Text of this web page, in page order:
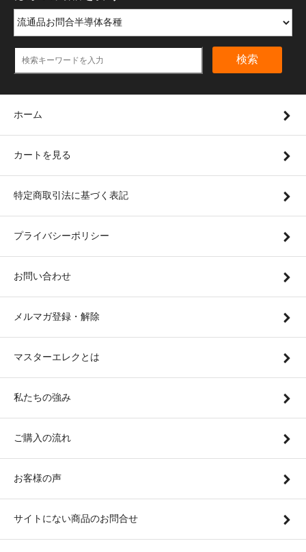
検索
ホーム
カートを見る
特定商取引法に基づく表記
プライバシーポリシー
お問い合わせ
メルマガ登録・解除
マスターエレクとは
私たちの強み
ご購入の流れ
お客様の声
サイトにない商品のお問合せ